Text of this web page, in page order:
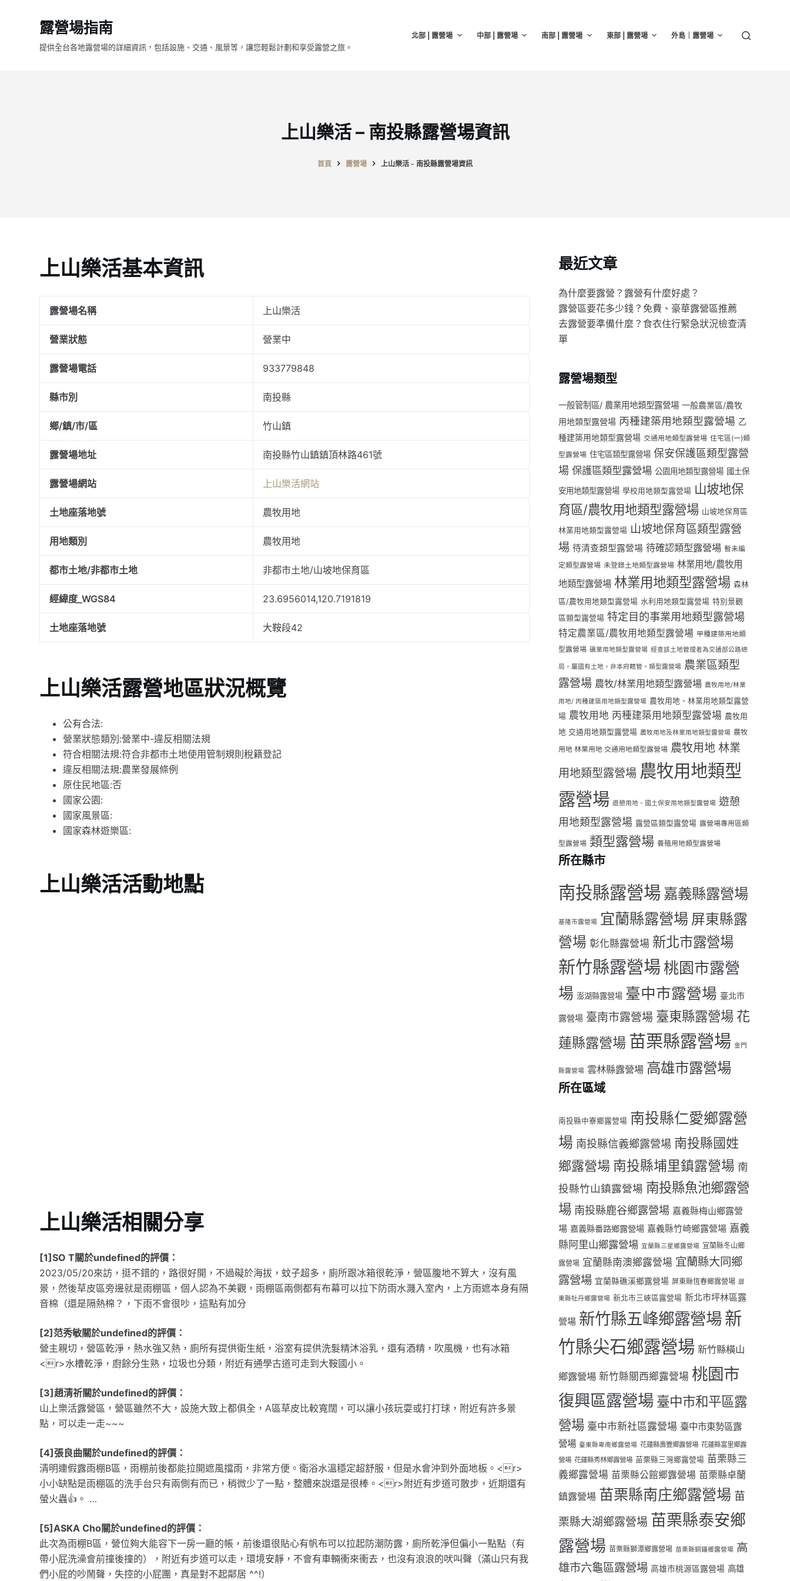
露營場指南
提供全台各地露營場的詳細資訊，包括設施、交通、風景等，讓您輕鬆計劃和享受露營之旅。
北部 | 露營場 中部 | 露營場 南部 | 露營場 東部 | 露營場 外島｜露營場
上山樂活 – 南投縣露營場資訊
首頁 露營場 上山樂活 - 南投縣露營場資訊
上山樂活基本資訊
露營場名稱 上山樂活
營業狀態 營業中
露營場電話 933779848
縣市別 南投縣
鄉/鎮/市/區 竹山鎮
露營場地址 南投縣竹山鎮鎮頂林路461號
露營場網站 上山樂活網站
土地座落地號 農牧用地
用地類別 農牧用地
都市土地/非都市土地 非都市土地/山坡地保育區
經緯度_WGS84 23.6956014,120.7191819
土地座落地號 大鞍段42
上山樂活露營地區狀況概覽
公有合法:
營業狀態類別:營業中-違反相關法規
符合相關法規:符合非都市土地使用管制規則稅籍登記
違反相關法規:農業發展條例
原住民地區:否
國家公園:
國家風景區:
國家森林遊樂區:
上山樂活活動地點
上山樂活相關分享
[1]SO T關於undefined的評價：
2023/05/20來訪，挺不錯的，路很好開，不過礙於海拔，蚊子超多，廁所跟冰箱很乾淨，營區腹地不算大，沒有風
景，然後草皮區旁邊就是雨棚區，個人認為不美觀，雨棚區兩側都有布幕可以拉下防雨水濺入室內，上方雨遮本身有隔
音棉（還是隔熱棉？，下雨不會很吵，這點有加分
[2]范秀敏關於undefined的評價：
營主親切，營區乾淨，熱水強又熱，廁所有提供衛生紙，浴室有提供洗髮精沐浴乳，還有酒精，吹風機，也有冰箱
<r>水槽乾淨，廚餘分生熟，垃圾也分類，附近有通學古道可走到大鞍國小。
[3]趙清祈關於undefined的評價：
山上樂活露營區，營區雖然不大，設施大致上都俱全，A區草皮比較寬闊，可以讓小孩玩耍或打打球，附近有許多景
點，可以走一走~~~
[4]張良曲關於undefined的評價：
清明連假露雨棚B區，雨棚前後都能拉開遮風擋雨，非常方便。衛浴水溫穩定超舒服，但是水會沖到外面地板。<r>
小小缺點是雨棚區的洗手台只有兩側有而已，稍微少了一點，整體來說還是很棒。<r>附近有步道可散步，近期還有
螢火蟲👍。 …
[5]ASKA Cho關於undefined的評價：
此次為雨棚B區，營位夠大能容下一房一廳的帳，前後還很貼心有帆布可以拉起防潮防露，廁所乾淨但偏小一點點（有
帶小屁洗澡會前撞後撞的），附近有步道可以走，環境安靜，不會有車輛衝來衝去，也沒有浪浪的吠叫聲（滿山只有我
們小屁的吵鬧聲，失控的小屁團，真是對不起鄰居 ^^!）
最近文章
為什麼要露營？露營有什麼好處？
露營區要花多少錢？免費、豪華露營區推薦
去露營要準備什麼？食衣住行緊急狀況檢查清
單
露營場類型
一般管制區/ 農業用地類型露營場 一般農業區/農牧
用地類型露營場 丙種建築用地類型露營場 乙
種建築用地類型露營場 交通用地類型露營場 住宅區(一)類
型露營場 住宅區類型露營場 保安保護區類型露營
場 保護區類型露營場 公園用地類型露營場 國土保
安用地類型露營場 學校用地類型露營場 山坡地保
育區/農牧用地類型露營場 山坡地保育區
林業用地類型露營場 山坡地保育區類型露營
場 待清查類型露營場 待確認類型露營場 暫未編
定類型露營場 未登錄土地類型露營場 林業用地/農牧用
地類型露營場 林業用地類型露營場 森林
區/農牧用地類型露營場 水利用地類型露營場 特別景觀
區類型露營場 特定目的事業用地類型露營場
特定農業區/農牧用地類型露營場 甲種建築用地類
型露營場 礦業用地類型露營場 經查該土地管理者為交通部公路總
局，屬國有土地，非本府轄管。類型露營場 農業區類型
露營場 農牧/林業用地類型露營場 農牧用地/林業
用地/ 丙種建築用地類型露營場 農牧用地、林業用地類型露營
場 農牧用地 丙種建築用地類型露營場 農牧用
地 交通用地類型露營場 農牧用地及林業用地類型露營場 農牧
用地 林業用地 交通用地類型露營場 農牧用地 林業
用地類型露營場 農牧用地類型
露營場 遊憩用地、國土保安用地類型露營場 遊憩
用地類型露營場 露營區類型露營場 露營場專用區類
型露營場 類型露營場 養殖用地類型露營場
所在縣市
南投縣露營場 嘉義縣露營場
基隆市露營場 宜蘭縣露營場 屏東縣露
營場 彰化縣露營場 新北市露營場
新竹縣露營場 桃園市露營
場 澎湖縣露營場 臺中市露營場 臺北市
露營場 臺南市露營場 臺東縣露營場 花
蓮縣露營場 苗栗縣露營場 金門
縣露營場 雲林縣露營場 高雄市露營場
所在區域
南投縣中寮鄉露營場 南投縣仁愛鄉露營
場 南投縣信義鄉露營場 南投縣國姓
鄉露營場 南投縣埔里鎮露營場 南
投縣竹山鎮露營場 南投縣魚池鄉露營
場 南投縣鹿谷鄉露營場 嘉義縣梅山鄉露營
場 嘉義縣番路鄉露營場 嘉義縣竹崎鄉露營場 嘉義
縣阿里山鄉露營場 宜蘭縣三星鄉露營場 宜蘭縣冬山鄉
露營場 宜蘭縣南澳鄉露營場 宜蘭縣大同鄉
露營場 宜蘭縣礁溪鄉露營場 屏東縣恆春鄉露營場 屏
東縣牡丹鄉露營場 新北市三峽區露營場 新北市坪林區露
營場 新竹縣五峰鄉露營場新
竹縣尖石鄉露營場 新竹縣橫山
鄉露營場 新竹縣關西鄉露營場 桃園市
復興區露營場 臺中市和平區露
營場 臺中市新社區露營場 臺中市東勢區露
營場 臺東縣卑南鄉露營場 花蓮縣壽豐鄉露營場 花蓮縣富里鄉露
營場 花蓮縣秀林鄉露營場 苗栗縣三灣鄉露營場 苗栗縣三
義鄉露營場 苗栗縣公館鄉露營場 苗栗縣卓蘭
鎮露營場 苗栗縣南庄鄉露營場 苗
栗縣大湖鄉露營場 苗栗縣泰安鄉
露營場 苗栗縣獅潭鄉露營場 苗栗縣銅鑼鄉露營場 高
雄市六龜區露營場 高雄市桃源區露營場 高雄